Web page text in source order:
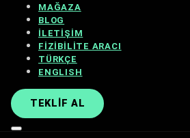
MAĞAZA
BLOG
İLETIŞIM
FIZIBILITE ARACI
TÜRKÇE
ENGLISH
TEKLIF AL